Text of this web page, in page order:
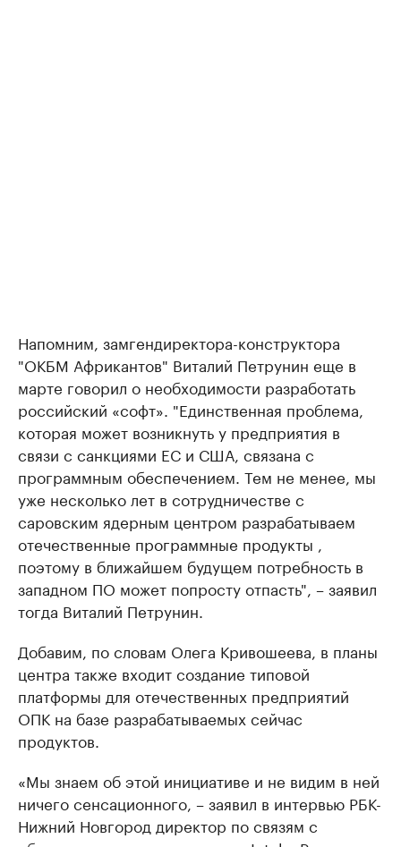
Напомним, замгендиректора-конструктора
"ОКБМ Африкантов" Виталий Петрунин еще в
марте говорил о необходимости разработать
российский «софт». "Единственная проблема,
которая может возникнуть у предприятия в
связи с санкциями ЕС и США, связана с
программным обеспечением. Тем не менее, мы
уже несколько лет в сотрудничестве с
саровским ядерным центром разрабатываем
отечественные программные продукты ,
поэтому в ближайшем будущем потребность в
западном ПО может попросту отпасть", – заявил
тогда Виталий Петрунин.
Добавим, по словам Олега Кривошеева, в планы
центра также входит создание типовой
платформы для отечественных предприятий
ОПК на базе разрабатываемых сейчас
продуктов.
«Мы знаем об этой инициативе и не видим в ней
ничего сенсационного, – заявил в интервью РБК-
Нижний Новгород директор по связям с